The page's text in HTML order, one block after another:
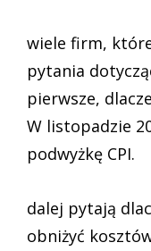
wiele firm,
pytania
pierwsze,
W listopadzie
podwyżkę CPI.
dalej pytają
obniżyć